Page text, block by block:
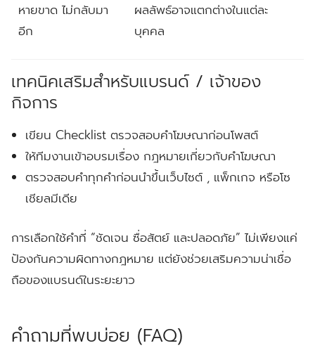
หายขาด ไม่กลับมา
อีก
ผลลัพธ์อาจแตกต่างในแต่ละ
บุคคล
เทคนิคเสริมสำหรับแบรนด์ / เจ้าของ
กิจการ
เขียน Checklist ตรวจสอบคำโฆษณาก่อนโพสต์
ให้ทีมงานเข้าอบรมเรื่อง กฎหมายเกี่ยวกับคำโฆษณา
ตรวจสอบคำทุกคำก่อนนำขึ้นเว็บไซต์ , แพ็กเกจ หรือโซ
เชียลมีเดีย
การเลือกใช้คำที่ “ชัดเจน ซื่อสัตย์ และปลอดภัย” ไม่เพียงแค่
ป้องกันความผิดทางกฎหมาย แต่ยังช่วยเสริมความน่าเชื่อ
ถือของแบรนด์ในระยะยาว
คำถามที่พบบ่อย (FAQ)